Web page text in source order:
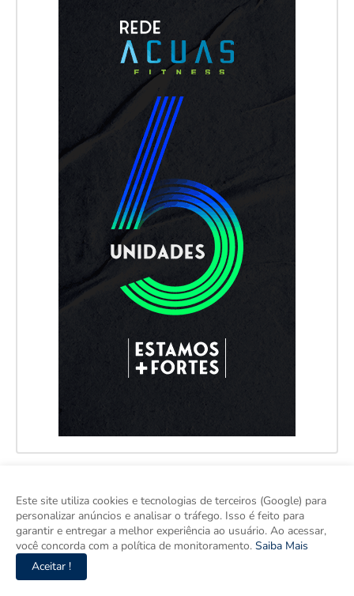
Este site utiliza cookies e tecnologias de terceiros (Google) para
personalizar anúncios e analisar o tráfego. Isso é feito para
garantir e entregar a melhor experiência ao usuário. Ao acessar,
você concorda com a política de monitoramento. Saiba Mais
Aceitar !